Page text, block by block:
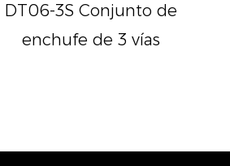
DT06-3S Conjunto de
enchufe de 3 vías